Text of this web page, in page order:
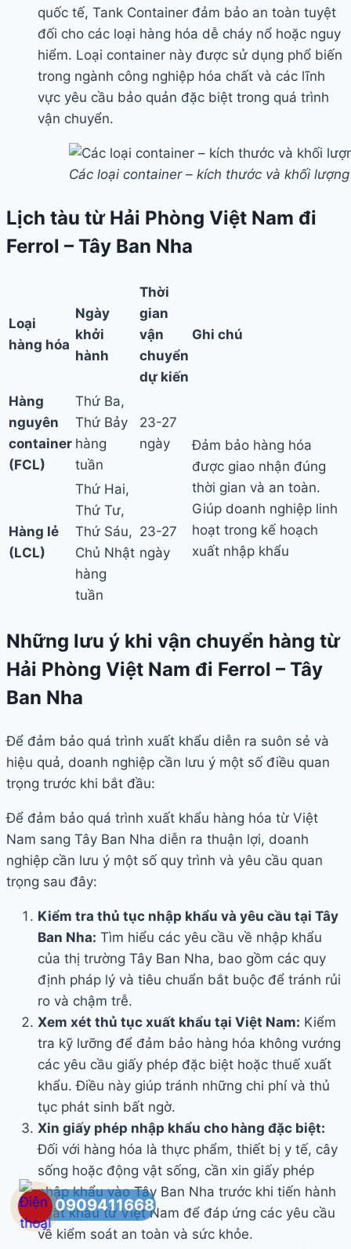
quốc tế, Tank Container đảm bảo an toàn tuyệt
đối cho các loại hàng hóa dễ cháy nổ hoặc nguy
hiểm. Loại container này được sử dụng phổ biến
trong ngành công nghiệp hóa chất và các lĩnh
vực yêu cầu bảo quản đặc biệt trong quá trình
vận chuyển.
Các loại container – kích thước và khối lượng
Lịch tàu từ Hải Phòng Việt Nam đi
Ferrol – Tây Ban Nha
Loại
hàng hóa
Ngày
khởi
hành
Thời
gian
vận
chuyển
dự kiến
Ghi chú
Hàng
nguyên
container
(FCL)
Thứ Ba,
Thứ Bảy
hàng
tuần
23-27
ngày
Đảm bảo hàng hóa
được giao nhận đúng
thời gian và an toàn.
Giúp doanh nghiệp linh
hoạt trong kế hoạch
xuất nhập khẩu
Hàng lẻ
(LCL)
Thứ Hai,
Thứ Tư,
Thứ Sáu,
Chủ Nhật
hàng
tuần
23-27
ngày
Những lưu ý khi vận chuyển hàng từ
Hải Phòng Việt Nam đi Ferrol – Tây
Ban Nha
Để đảm bảo quá trình xuất khẩu diễn ra suôn sẻ và
hiệu quả, doanh nghiệp cần lưu ý một số điều quan
trọng trước khi bắt đầu:
Để đảm bảo quá trình xuất khẩu hàng hóa từ Việt
Nam sang Tây Ban Nha diễn ra thuận lợi, doanh
nghiệp cần lưu ý một số quy trình và yêu cầu quan
trọng sau đây:
Kiểm tra thủ tục nhập khẩu và yêu cầu tại Tây
Ban Nha: Tìm hiểu các yêu cầu về nhập khẩu
của thị trường Tây Ban Nha, bao gồm các quy
định pháp lý và tiêu chuẩn bắt buộc để tránh rủi
ro và chậm trễ.
Xem xét thủ tục xuất khẩu tại Việt Nam: Kiểm
tra kỹ lưỡng để đảm bảo hàng hóa không vướng
các yêu cầu giấy phép đặc biệt hoặc thuế xuất
khẩu. Điều này giúp tránh những chi phí và thủ
tục phát sinh bất ngờ.
Xin giấy phép nhập khẩu cho hàng đặc biệt:
Đối với hàng hóa là thực phẩm, thiết bị y tế, cây
sống hoặc động vật sống, cần xin giấy phép
nhập khẩu vào Tây Ban Nha trước khi tiến hành
xuất khẩu từ Việt Nam để đáp ứng các yêu cầu
về kiểm soát an toàn và sức khỏe.
0909411668